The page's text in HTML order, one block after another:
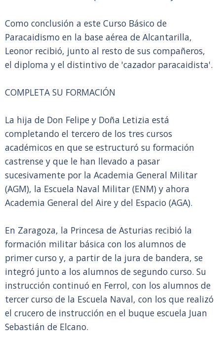
Como conclusión a este Curso Básico de
Paracaidismo en la base aérea de Alcantarilla,
Leonor recibió, junto al resto de sus compañeros,
el diploma y el distintivo de 'cazador paracaidista'.
COMPLETA SU FORMACIÓN
La hija de Don Felipe y Doña Letizia está
completando el tercero de los tres cursos
académicos en que se estructuró su formación
castrense y que le han llevado a pasar
sucesivamente por la Academia General Militar
(AGM), la Escuela Naval Militar (ENM) y ahora
Academia General del Aire y del Espacio (AGA).
En Zaragoza, la Princesa de Asturias recibió la
formación militar básica con los alumnos de
primer curso y, a partir de la jura de bandera, se
integró junto a los alumnos de segundo curso. Su
instrucción continuó en Ferrol, con los alumnos de
tercer curso de la Escuela Naval, con los que realizó
el crucero de instrucción en el buque escuela Juan
Sebastián de Elcano.